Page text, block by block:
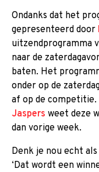
Ondanks dat het
gepresenteerd door
uitzendprogramma
naar de
baten. Het
onder op de
af op de competitie.
Jaspers weet deze
dan vorige week.
Denk je nou echt
‘Dat wordt een